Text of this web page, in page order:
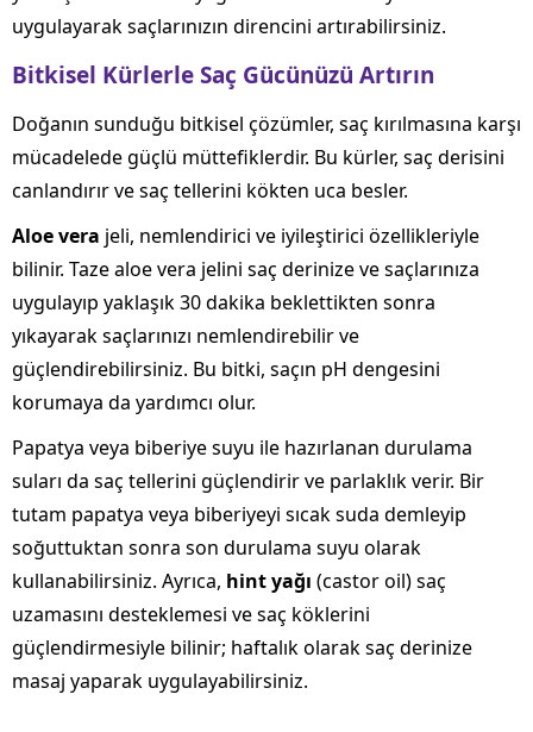
uygulayarak saçlarınızın direncini artırabilirsiniz.
Bitkisel Kürlerle Saç Gücünüzü Artırın
Doğanın sunduğu bitkisel çözümler, saç kırılmasına karşı
mücadelede güçlü müttefiklerdir. Bu kürler, saç derisini
canlandırır ve saç tellerini kökten uca besler.
Aloe vera jeli, nemlendirici ve iyileştirici özellikleriyle
bilinir. Taze aloe vera jelini saç derinize ve saçlarınıza
uygulayıp yaklaşık 30 dakika beklettikten sonra
yıkayarak saçlarınızı nemlendirebilir ve
güçlendirebilirsiniz. Bu bitki, saçın pH dengesini
korumaya da yardımcı olur.
Papatya veya biberiye suyu ile hazırlanan durulama
suları da saç tellerini güçlendirir ve parlaklık verir. Bir
tutam papatya veya biberiyeyi sıcak suda demleyip
soğuttuktan sonra son durulama suyu olarak
kullanabilirsiniz. Ayrıca, hint yağı (castor oil) saç
uzamasını desteklemesi ve saç köklerini
güçlendirmesiyle bilinir; haftalık olarak saç derinize
masaj yaparak uygulayabilirsiniz.